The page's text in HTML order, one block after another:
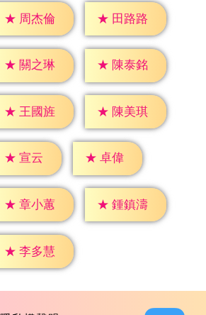
★ 周杰倫 ★ 田路路
★ 關之琳 ★ 陳泰銘
★ 王國旌 ★ 陳美琪
★ 宣云 ★ 卓偉
★ 章小蕙 ★ 鍾鎮濤
★ 李多慧